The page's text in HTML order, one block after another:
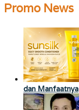
Promo News
dan Manfaatnya